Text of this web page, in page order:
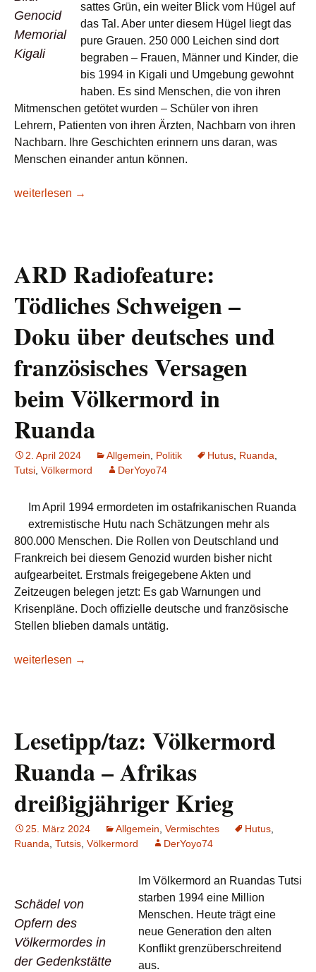
Genocid
Memorial
Kigali
sattes Grün, ein weiter Blick vom Hügel auf
das Tal. Aber unter diesem Hügel liegt das
pure Grauen. 250 000 Leichen sind dort
begraben – Frauen, Männer und Kinder, die
bis 1994 in Kigali und Umgebung gewohnt
haben. Es sind Menschen, die von ihren
Mitmenschen getötet wurden – Schüler von ihren
Lehrern, Patienten von ihren Ärzten, Nachbarn von ihren
Nachbarn. Ihre Geschichten erinnern uns daran, was
Menschen einander antun können.
Annalena Baerbock zum 30. Jahrestag des Völkermords
weiterlesen →
ARD Radiofeature:
Tödliches Schweigen –
Doku über deutsches und
französisches Versagen
beim Völkermord in
Ruanda
2. April 2024 Allgemein Politik Hutus Ruanda
Tutsi Völkermord DerYoyo74
Im April 1994 ermordeten im ostafrikanischen Ruanda
extremistische Hutu nach Schätzungen mehr als
800.000 Menschen. Die Rollen von Deutschland und
Frankreich bei diesem Genozid wurden bisher nicht
aufgearbeitet. Erstmals freigegebene Akten und
Zeitzeugen belegen jetzt: Es gab Warnungen und
Krisenpläne. Doch offizielle deutsche und französische
Stellen blieben damals untätig.
ARD Radiofeature: Tödliches Schweigen – Doku über
weiterlesen →
Lesetipp/taz: Völkermord
Ruanda – Afrikas
dreißigjähriger Krieg
25. März 2024 Allgemein Vermischtes Hutus
Ruanda Tutsis Völkermord DerYoyo74
Schädel von
Opfern des
Völkermordes in
der Gedenkstätte
Im Völkermord an Ruandas Tutsi
starben 1994 eine Million
Menschen. Heute trägt eine
neue Generation den alten
Konflikt grenzüberschreitend
aus.